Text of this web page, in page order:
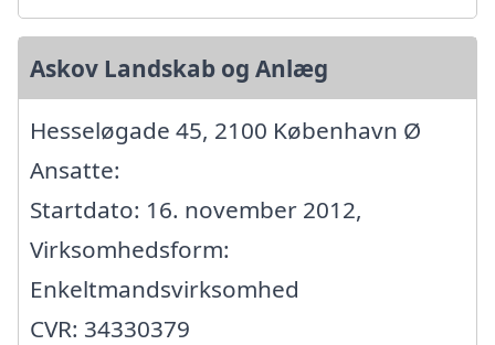
Askov Landskab og Anlæg
Hesseløgade 45, 2100 København Ø
Ansatte:
Startdato: 16. november 2012,
Virksomhedsform:
Enkeltmandsvirksomhed
CVR: 34330379